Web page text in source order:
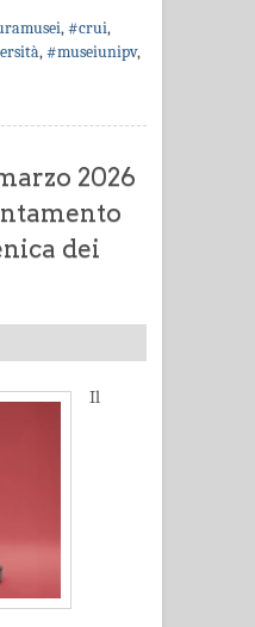
,#crui,
,#museiunipv,
2026
dei
Il